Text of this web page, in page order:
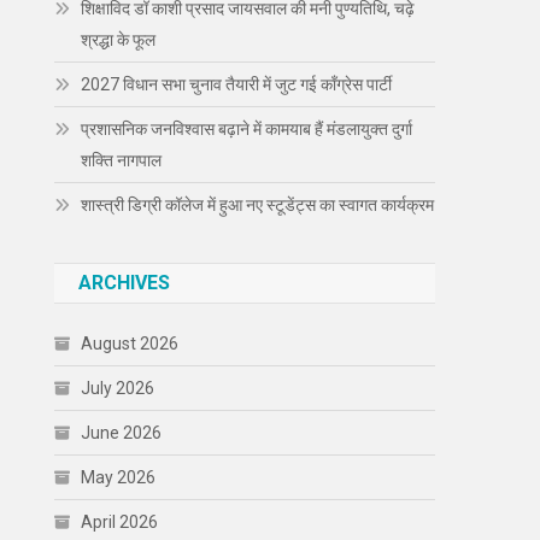
शिक्षाविद डॉ काशी प्रसाद जायसवाल की मनी पुण्यतिथि, चढ़े
श्रद्धा के फूल
2027 विधान सभा चुनाव तैयारी में जुट गई कॉंग्रेस पार्टी
प्रशासनिक जनविश्वास बढ़ाने में कामयाब हैं मंडलायुक्त दुर्गा
शक्ति नागपाल
शास्त्री डिग्री कॉलेज में हुआ नए स्टूडेंट्स का स्वागत कार्यक्रम
ARCHIVES
August 2026
July 2026
June 2026
May 2026
April 2026